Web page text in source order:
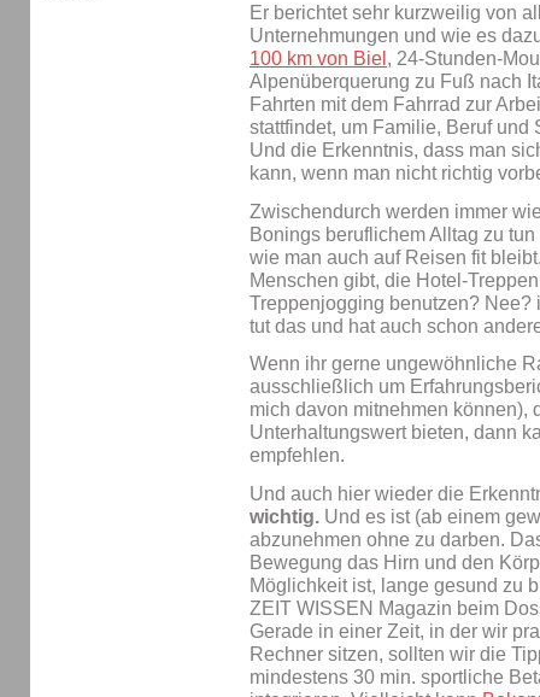
Er berichtet sehr kurzweilig von
Unternehmungen und wie es
100 km von Biel , 24-Stunden-
Alpenüberquerung zu Fuß nach
Fahrten mit dem Fahrrad zur
stattfindet, um Familie, Beruf und
Und die Erkenntnis, dass man
kann, wenn man nicht richtig
Zwischendurch werden immer
Bonings beruflichem Alltag zu
wie man auch auf Reisen fit
Menschen gibt, die Hotel-
Treppenjogging benutzen?
tut das und hat auch schon
Wenn ihr gerne ungewöhnliche
ausschließlich um
mich davon mitnehmen können),
Unterhaltungswert bieten, dann
empfehlen.
Und auch hier wieder die
wichtig. Und es ist (ab einem
abzunehmen ohne zu darben.
Bewegung das Hirn und den
Möglichkeit ist, lange gesund zu
ZEIT WISSEN Magazin beim
Gerade in einer Zeit, in der wir
Rechner sitzen, sollten wir die
mindestens 30 min. sportliche